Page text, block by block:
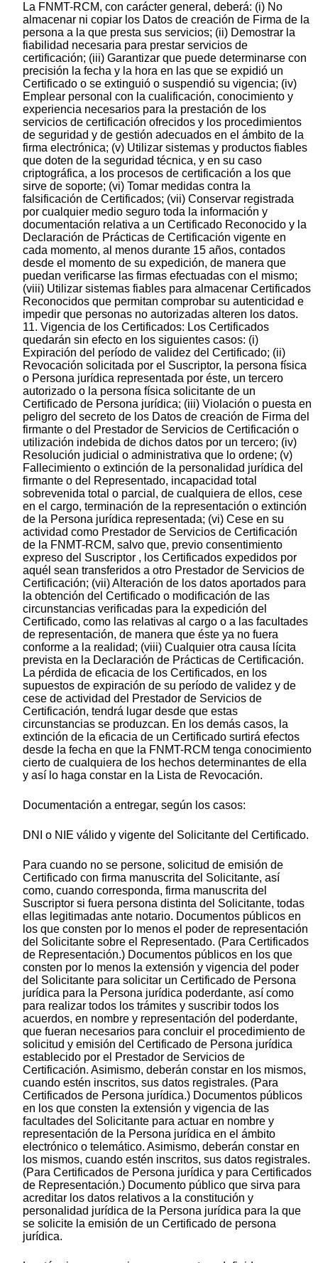
La FNMT-RCM, con carácter general, deberá: (i) No
almacenar ni copiar los Datos de creación de Firma de la
persona a la que presta sus servicios; (ii) Demostrar la
fiabilidad necesaria para prestar servicios de
certificación; (iii) Garantizar que puede determinarse con
precisión la fecha y la hora en las que se expidió un
Certificado o se extinguió o suspendió su vigencia; (iv)
Emplear personal con la cualificación, conocimiento y
experiencia necesarios para la prestación de los
servicios de certificación ofrecidos y los procedimientos
de seguridad y de gestión adecuados en el ámbito de la
firma electrónica; (v) Utilizar sistemas y productos fiables
que doten de la seguridad técnica, y en su caso
criptográfica, a los procesos de certificación a los que
sirve de soporte; (vi) Tomar medidas contra la
falsificación de Certificados; (vii) Conservar registrada
por cualquier medio seguro toda la información y
documentación relativa a un Certificado Reconocido y la
Declaración de Prácticas de Certificación vigente en
cada momento, al menos durante 15 años, contados
desde el momento de su expedición, de manera que
puedan verificarse las firmas efectuadas con el mismo;
(viii) Utilizar sistemas fiables para almacenar Certificados
Reconocidos que permitan comprobar su autenticidad e
impedir que personas no autorizadas alteren los datos.
11. Vigencia de los Certificados: Los Certificados
quedarán sin efecto en los siguientes casos: (i)
Expiración del período de validez del Certificado; (ii)
Revocación solicitada por el Suscriptor, la persona física
o Persona jurídica representada por éste, un tercero
autorizado o la persona física solicitante de un
Certificado de Persona jurídica; (iii) Violación o puesta en
peligro del secreto de los Datos de creación de Firma del
firmante o del Prestador de Servicios de Certificación o
utilización indebida de dichos datos por un tercero; (iv)
Resolución judicial o administrativa que lo ordene; (v)
Fallecimiento o extinción de la personalidad jurídica del
firmante o del Representado, incapacidad total
sobrevenida total o parcial, de cualquiera de ellos, cese
en el cargo, terminación de la representación o extinción
de la Persona jurídica representada; (vi) Cese en su
actividad como Prestador de Servicios de Certificación
de la FNMT-RCM, salvo que, previo consentimiento
expreso del Suscriptor , los Certificados expedidos por
aquél sean transferidos a otro Prestador de Servicios de
Certificación; (vii) Alteración de los datos aportados para
la obtención del Certificado o modificación de las
circunstancias verificadas para la expedición del
Certificado, como las relativas al cargo o a las facultades
de representación, de manera que éste ya no fuera
conforme a la realidad; (viii) Cualquier otra causa lícita
prevista en la Declaración de Prácticas de Certificación.
La pérdida de eficacia de los Certificados, en los
supuestos de expiración de su período de validez y de
cese de actividad del Prestador de Servicios de
Certificación, tendrá lugar desde que estas
circunstancias se produzcan. En los demás casos, la
extinción de la eficacia de un Certificado surtirá efectos
desde la fecha en que la FNMT-RCM tenga conocimiento
cierto de cualquiera de los hechos determinantes de ella
y así lo haga constar en la Lista de Revocación.
Documentación a entregar, según los casos:
DNI o NIE válido y vigente del Solicitante del Certificado.
Para cuando no se persone, solicitud de emisión de
Certificado con firma manuscrita del Solicitante, así
como, cuando corresponda, firma manuscrita del
Suscriptor si fuera persona distinta del Solicitante, todas
ellas legitimadas ante notario. Documentos públicos en
los que consten por lo menos el poder de representación
del Solicitante sobre el Representado. (Para Certificados
de Representación.) Documentos públicos en los que
consten por lo menos la extensión y vigencia del poder
del Solicitante para solicitar un Certificado de Persona
jurídica para la Persona jurídica poderdante, así como
para realizar todos los trámites y suscribir todos los
acuerdos, en nombre y representación del poderdante,
que fueran necesarios para concluir el procedimiento de
solicitud y emisión del Certificado de Persona jurídica
establecido por el Prestador de Servicios de
Certificación. Asimismo, deberán constar en los mismos,
cuando estén inscritos, sus datos registrales. (Para
Certificados de Persona jurídica.) Documentos públicos
en los que consten la extensión y vigencia de las
facultades del Solicitante para actuar en nombre y
representación de la Persona jurídica en el ámbito
electrónico o telemático. Asimismo, deberán constar en
los mismos, cuando estén inscritos, sus datos registrales.
(Para Certificados de Persona jurídica y para Certificados
de Representación.) Documento público que sirva para
acreditar los datos relativos a la constitución y
personalidad jurídica de la Persona jurídica para la que
se solicite la emisión de un Certificado de persona
jurídica.